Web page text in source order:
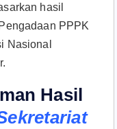
hasil
PPPK
Nasional
Hasil